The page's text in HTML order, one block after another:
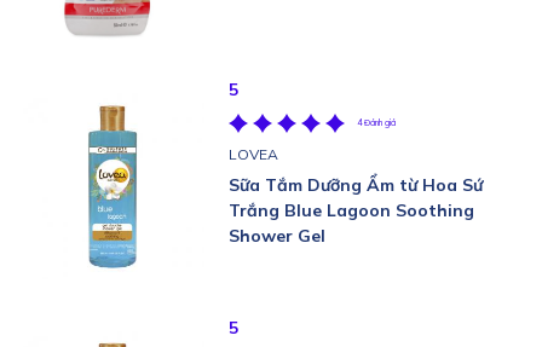
5
4 Đánh giá
LOVEA
Sữa Tắm Dưỡng Ẩm từ Hoa Sứ
Trắng Blue Lagoon Soothing
Shower Gel
5